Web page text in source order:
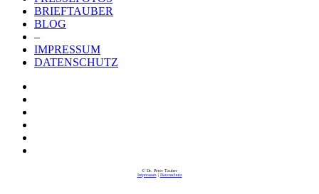
BRIEFTAUBER
BLOG
–
IMPRESSUM
DATENSCHUTZ
© Dr. Peter Tauber
Impressum| Datenschutz